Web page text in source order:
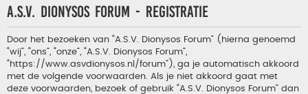
A.S.V. Dionysos Forum - Registratie
Door het bezoeken van “A.S.V. Dionysos Forum” (hierna genoemd
“wij”, “ons”, “onze”, “A.S.V. Dionysos Forum”,
“https://www.asvdionysos.nl/forum”), ga je automatisch akkoord
met de volgende voorwaarden. Als je niet akkoord gaat met
deze voorwaarden, bezoek of gebruik “A.S.V. Dionysos Forum” dan